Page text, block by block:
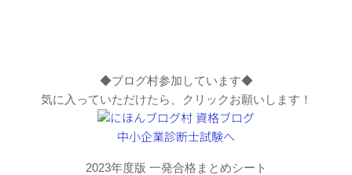
◆ブログ村参加しています◆
気に入っていただけたら、クリックお願いします！
2023年度版 一発合格まとめシート